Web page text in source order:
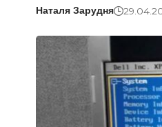
Наталя Зарудня